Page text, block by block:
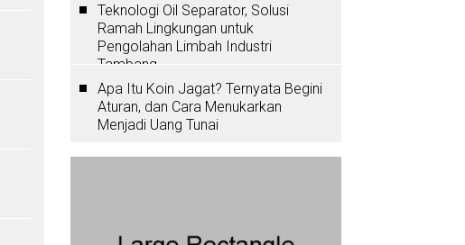
Teknologi Oil Separator, Solusi
Ramah Lingkungan untuk
Pengolahan Limbah Industri
Tambang
Apa Itu Koin Jagat? Ternyata Begini
Aturan, dan Cara Menukarkan
Menjadi Uang Tunai